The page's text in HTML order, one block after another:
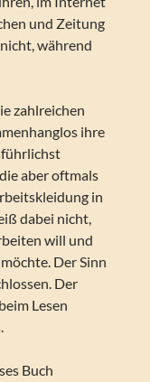
und Zeitung
während
zahlreichen
ihre
aber oftmals
in
dabei nicht,
will und
Der Sinn
Der
Lesen
Buch